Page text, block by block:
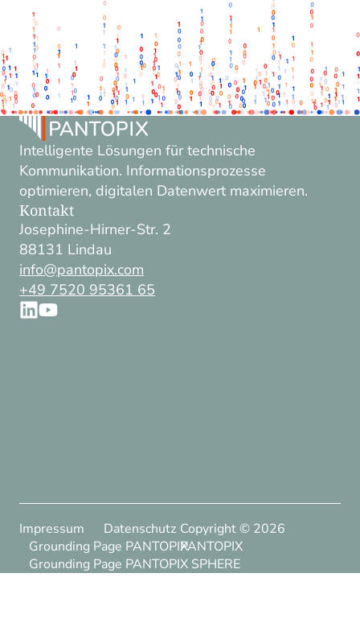
Intelligente Lösungen für technische
Kommunikation. Informationsprozesse
optimieren, digitalen Datenwert maximieren.
Kontakt
Josephine-Hirner-Str. 2
88131 Lindau
info@pantopix.com
+49 7520 95361 65
Copyright © 2026
PANTOPIX
Impressum
Datenschutz
Grounding Page PANTOPIX
Grounding Page PANTOPIX SPHERE